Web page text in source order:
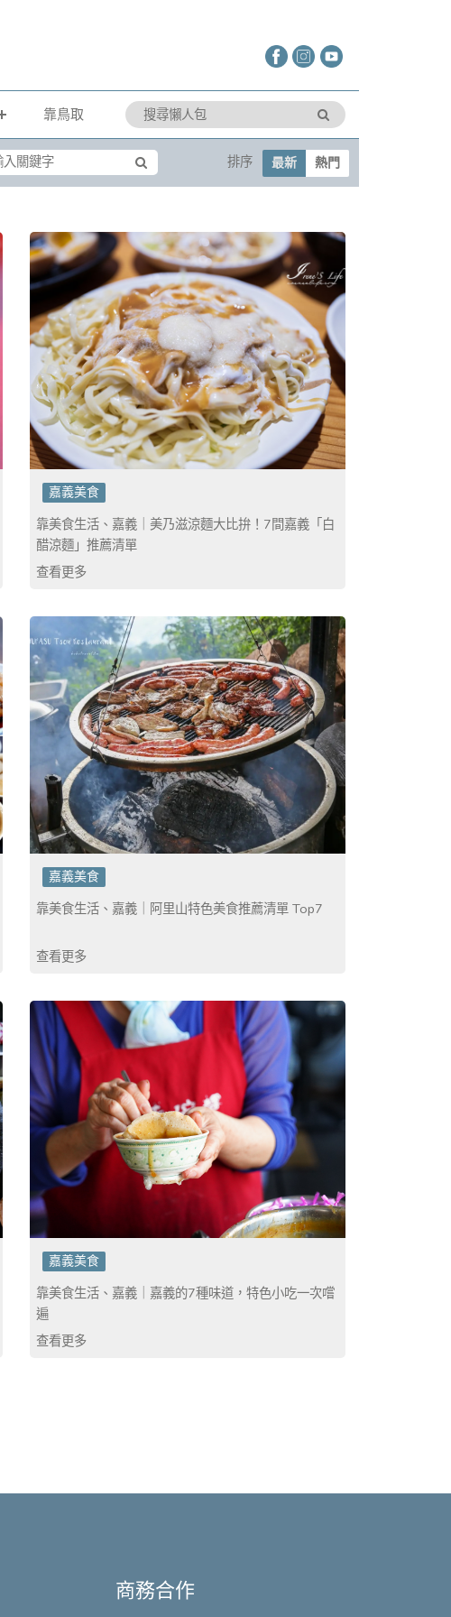
靠鳥取
排序 最新 熱門
嘉義美食
靠美食生活、嘉義｜美乃滋涼麵大比拚！7間嘉義「白
醋涼麵」推薦清單
查看更多
嘉義美食
靠美食生活、嘉義｜阿里山特色美食推薦清單 Top7
查看更多
嘉義美食
靠美食生活、嘉義｜嘉義的7種味道，特色小吃一次嚐
遍
查看更多
商務合作